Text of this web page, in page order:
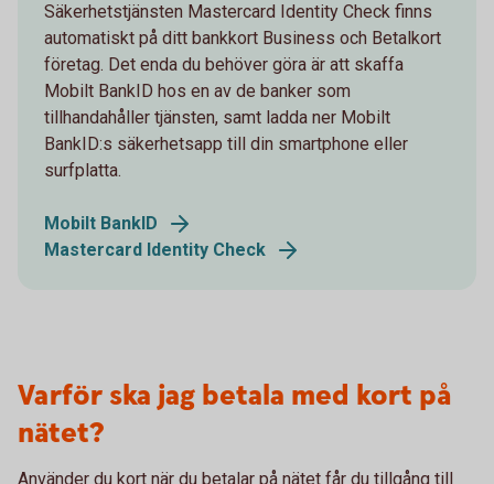
Säkerhetstjänsten Mastercard Identity Check finns
automatiskt på ditt bankkort Business och Betalkort
företag. Det enda du behöver göra är att skaffa
Mobilt BankID hos en av de banker som
tillhandahåller tjänsten, samt ladda ner Mobilt
BankID:s säkerhetsapp till din smartphone eller
surfplatta.
Mobilt BankID
Mastercard Identity Check
Varför ska jag betala med kort på
nätet?
Använder du kort när du betalar på nätet får du tillgång till